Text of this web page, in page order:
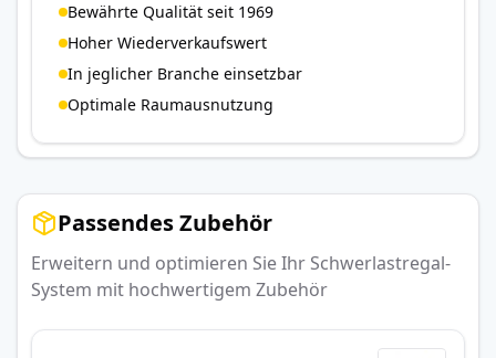
Bewährte Qualität seit 1969
Hoher Wiederverkaufswert
In jeglicher Branche einsetzbar
Optimale Raumausnutzung
Passendes Zubehör
Erweitern und optimieren Sie Ihr Schwerlastregal-
System mit hochwertigem Zubehör